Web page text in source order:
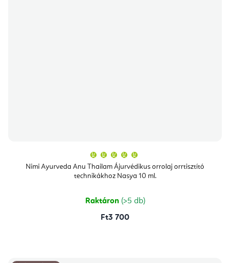
Nimi Ayurveda Anu Thailam Ájurvédikus orrolaj orrtisztító
technikákhoz Nasya 10 ml.
átlagos
értékelése
5-
csillag.
Raktáron (>5 db)
Ft3 700